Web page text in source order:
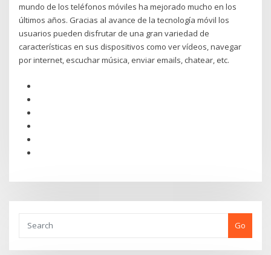
mundo de los teléfonos móviles ha mejorado mucho en los
últimos años. Gracias al avance de la tecnología móvil los
usuarios pueden disfrutar de una gran variedad de
características en sus dispositivos como ver vídeos, navegar
por internet, escuchar música, enviar emails, chatear, etc.
Go